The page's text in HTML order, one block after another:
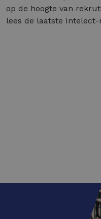
op de hoogte van
lees de laatste Intelect-